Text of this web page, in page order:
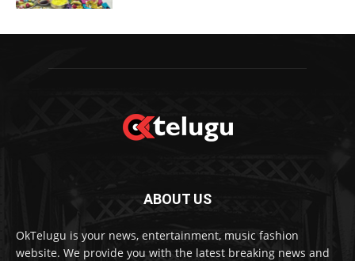
ABOUT US
OkTelugu is your news, entertainment, music fashion
website. We provide you with the latest breaking news and